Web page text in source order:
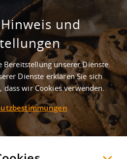
Neuigkeiten
und
Bereitstellung unserer Dienste.
Dienste erklären Sie sich
wir Cookies verwenden.